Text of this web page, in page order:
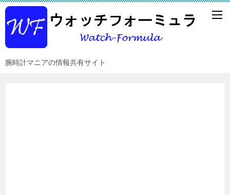
腕時計マニアの情報共有サイト